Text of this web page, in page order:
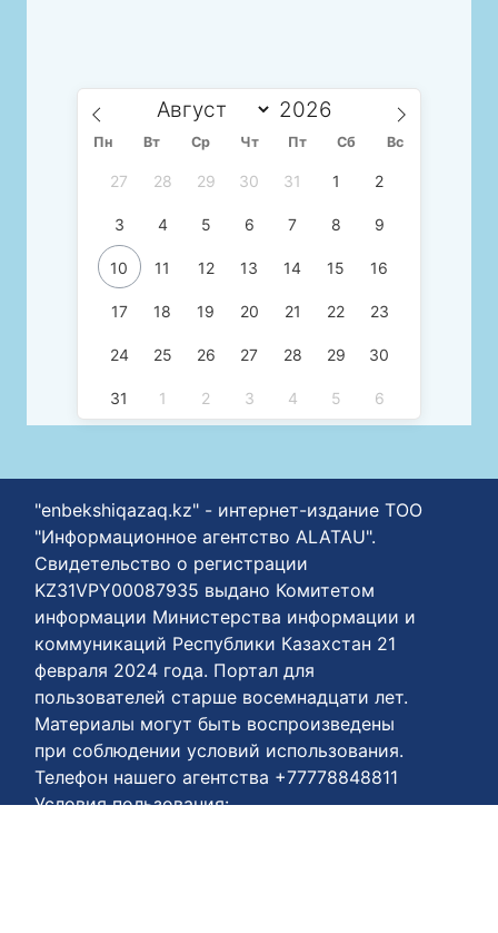
Пн Вт Ср Чт Пт Сб Вс
27 28 29 30 31 1 2
3 4 5 6 7 8 9
10 11 12 13 14 15 16
17 18 19 20 21 22 23
24 25 26 27 28 29 30
31 1 2 3 4 5 6
"enbekshiqazaq.kz" - интернет-издание ТОО
"Информационное агентство ALATAU".
Свидетельство о регистрации
KZ31VPY00087935 выдано Комитетом
информации Министерства информации и
коммуникаций Республики Казахстан 21
февраля 2024 года. Портал для
пользователей старше восемнадцати лет.
Материалы могут быть воспроизведены
при соблюдении условий использования.
Телефон нашего агентства +77778848811
Условия пользования: